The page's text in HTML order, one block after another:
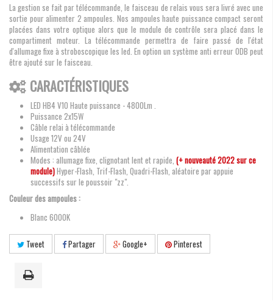
La gestion se fait par télécommande, le faisceau de relais vous sera livré avec une
sortie pour alimenter 2 ampoules. Nos ampoules haute puissance compact seront
placées dans votre optique alors que le module de contrôle sera placé dans le
compartiment moteur. La télécommande permettra de faire passé de l'état
d'allumage fixe à stroboscopique les led. En option un système anti erreur ODB peut
être ajouté sur le faisceau.
CARACTÉRISTIQUES
LED HB4 V10 Haute puissance - 4800Lm .
Puissance 2x15W
Câble relai à télécommande
Usage 12V ou 24V
Alimentation câblée
Modes : allumage fixe, clignotant lent et rapide, (+ nouveauté 2022 sur ce
module)Hyper-Flash, Trif-Flash, Quadri-Flash, aléatoire par appuie
successifs sur le poussoir "zz".
Couleur des ampoules :
Blanc 6000K
Tweet Partager Google+ Pinterest